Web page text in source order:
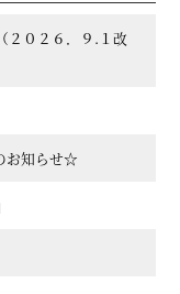
０２６．９.１改
お知らせ☆